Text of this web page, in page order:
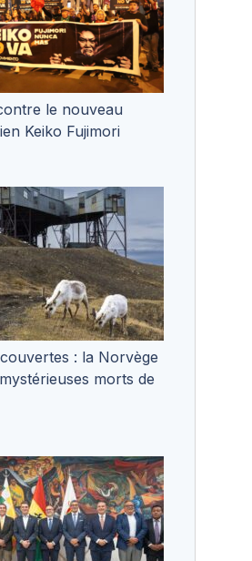
le nouveau
Keiko Fujimori
: la Norvège
morts de